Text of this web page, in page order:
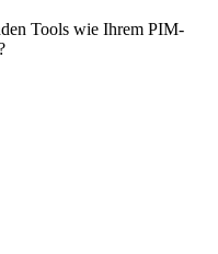
Tools wie Ihrem PIM-